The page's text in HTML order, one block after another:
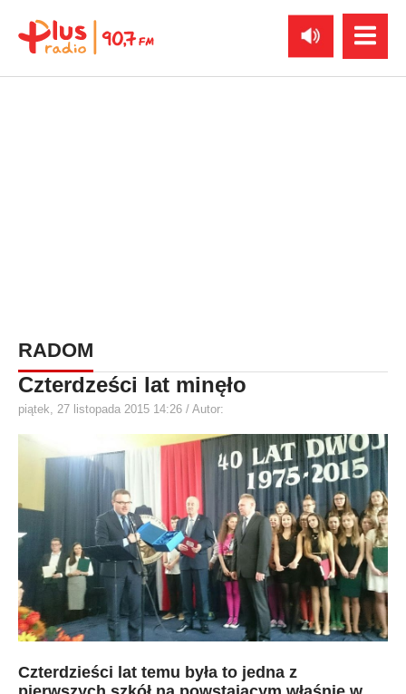
RADOM
Czterdześci lat minęło
piątek, 27 listopada 2015 14:26 / Autor:
Czterdzieści lat temu była to jedna z